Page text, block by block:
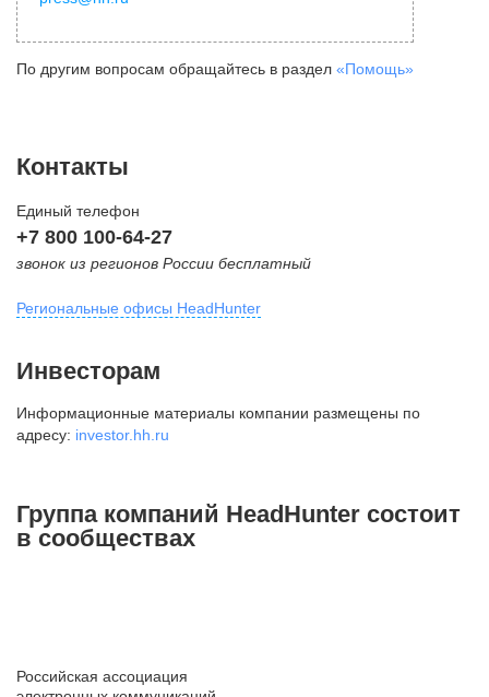
По другим вопросам обращайтесь в раздел «Помощь»
Контакты
Единый телефон
+7 800 100-64-27
звонок из регионов России бесплатный
Региональные офисы HeadHunter
внутригородская территория
Муниципальный округ Тверской,
2-я Брестская ул., д. 48,
+7 495 980-64-27
ул. Жуковского, д. 19, особняк
Инвесторам
Информационные материалы компании размещены по
адресу: investor.hh.ru
Группа компаний HeadHunter состоит
в сообществах
Российская ассоциация